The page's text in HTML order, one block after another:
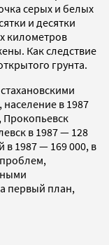
серых и белых
и десятки
километров
Как следствие
грунта.
в 1987
Прокопьевск
в 1987 — 128
в 1987 — 169 000, в
первый план,